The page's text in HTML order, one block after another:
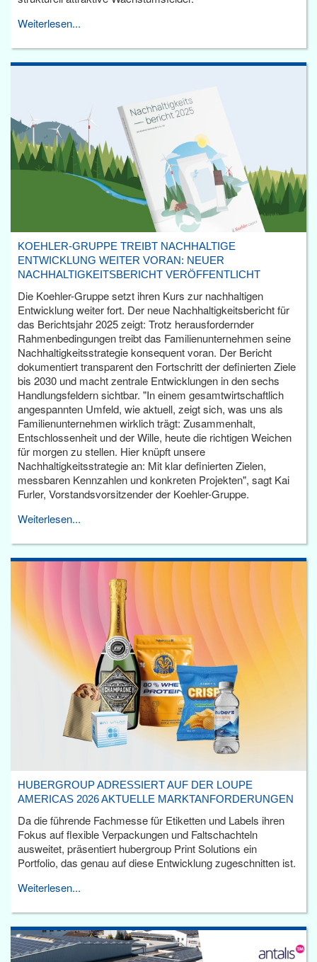
Weiterlesen...
KOEHLER-GRUPPE TREIBT NACHHALTIGE
ENTWICKLUNG WEITER VORAN: NEUER
NACHHALTIGKEITSBERICHT VERÖFFENTLICHT
Die Koehler-Gruppe setzt ihren Kurs zur nachhaltigen
Entwicklung weiter fort. Der neue Nachhaltigkeitsbericht für
das Berichtsjahr 2025 zeigt: Trotz herausfordernder
Rahmenbedingungen treibt das Familienunternehmen seine
Nachhaltigkeitsstrategie konsequent voran. Der Bericht
dokumentiert transparent den Fortschritt der definierten Ziele
bis 2030 und macht zentrale Entwicklungen in den sechs
Handlungsfeldern sichtbar. "In einem gesamtwirtschaftlich
angespannten Umfeld, wie aktuell, zeigt sich, was uns als
Familienunternehmen wirklich trägt: Zusammenhalt,
Entschlossenheit und der Wille, heute die richtigen Weichen
für morgen zu stellen. Hier knüpft unsere
Nachhaltigkeitsstrategie an: Mit klar definierten Zielen,
messbaren Kennzahlen und konkreten Projekten", sagt Kai
Furler, Vorstandsvorsitzender der Koehler-Gruppe.
Weiterlesen...
HUBERGROUP ADRESSIERT AUF DER LOUPE
AMERICAS 2026 AKTUELLE MARKTANFORDERUNGEN
Da die führende Fachmesse für Etiketten und Labels ihren
Fokus auf flexible Verpackungen und Faltschachteln
ausweitet, präsentiert hubergroup Print Solutions ein
Portfolio, das genau auf diese Entwicklung zugeschnitten ist.
Weiterlesen...